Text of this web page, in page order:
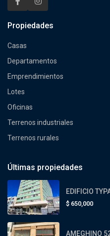
Propiedades
Casas
Departamentos
Emprendimientos
Lotes
Oficinas
Terrenos industriales
Terrenos rurales
Últimas propiedades
EDIFICIO
$ 650,000
AMEGHINO